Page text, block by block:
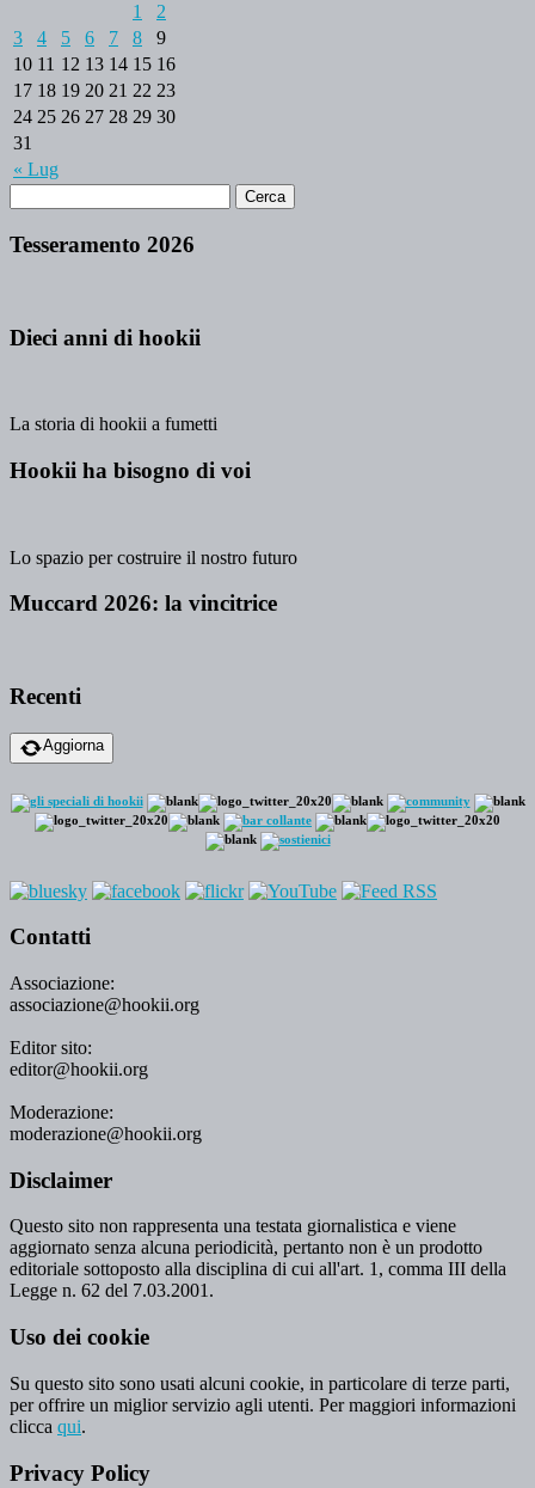
« Lug
1
2
3
4 5 6 7 8
9
10 11 12 13 14 15 16
17 18 19 20 21 22 23
24 25 26 27 28 29 30
31
Tesseramento 2026
Dieci anni di hookii
La storia di hookii a fumetti
Hookii ha bisogno di voi
Lo spazio per costruire il nostro futuro
Muccard 2026: la vincitrice
Recenti
Aggiorna
Contatti
Associazione:
associazione@hookii.org
Editor sito:
editor@hookii.org
Moderazione:
moderazione@hookii.org
Disclaimer
Questo sito non rappresenta una testata giornalistica e viene
aggiornato senza alcuna periodicità, pertanto non è un prodotto
editoriale sottoposto alla disciplina di cui all'art. 1, comma III della
Legge n. 62 del 7.03.2001.
Uso dei cookie
Su questo sito sono usati alcuni cookie, in particolare di terze parti,
per offrire un miglior servizio agli utenti. Per maggiori informazioni
clicca qui.
Privacy Policy